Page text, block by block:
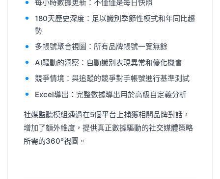
每小時數據更新：不僅僅是每日快照
180天歷史深度：足以識別季節性模式和年同比趨
勢
多帳號聚合視圖：所有品牌帳號一覽無餘
AI驅動的洞察：自動識別表現異常和優化機會
競爭情境：與追蹤的競爭對手帳號進行基準測試
Excel導出：完整數據導出用於高級自定義分析
社媒監聽模組通過在5個平台上捕獲相關品牌對話，
增加了額外維度，提供真正數據驅動的社交媒體策略
所需的360°視圖。